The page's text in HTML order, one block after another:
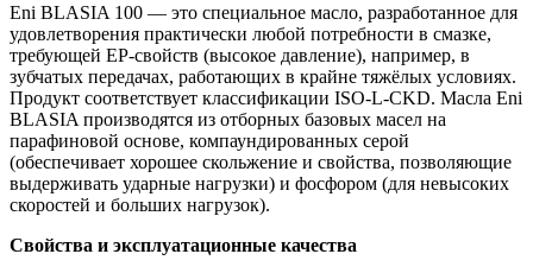
Eni BLASIA 100 — это специальное масло, разработанное для
удовлетворения практически любой потребности в смазке,
требующей EP-свойств (высокое давление), например, в
зубчатых передачах, работающих в крайне тяжёлых условиях.
Продукт соответствует классификации ISO-L-CKD. Масла Eni
BLASIA производятся из отборных базовых масел на
парафиновой основе, компаундированных серой
(обеспечивает хорошее скольжение и свойства, позволяющие
выдерживать ударные нагрузки) и фосфором (для невысоких
скоростей и больших нагрузок).
Свойства и эксплуатационные качества